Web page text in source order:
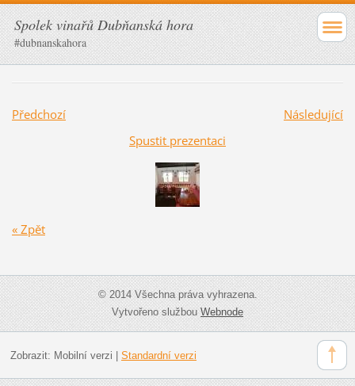
Spolek vinařů Dubňanská hora
#dubnanskahora
Předchozí
Následující
Spustit prezentaci
« Zpět
© 2014 Všechna práva vyhrazena.
Vytvořeno službouWebnode
Zobrazit: Mobilní verzi Standardní verzi